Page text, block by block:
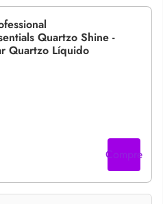
Quartzo Shine -
Quartzo Líquido
Compre